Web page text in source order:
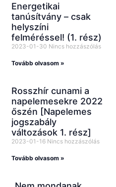
Energetikai
tanúsítvány – csak
helyszíni
felméréssel! (1. rész)
2023-01-30 Nincs hozzászólás
Tovább olvasom »
Rosszhír cunami a
napelemesekre 2022
őszén [Napelemes
jogszabály
változások 1. rész]
2023-01-16 Nincs hozzászólás
Tovább olvasom »